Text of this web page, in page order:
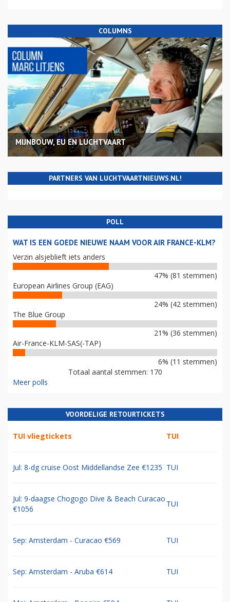
COLUMNS
MIJNBOUW, EU EN LUCHTVAART
PARTNERS VAN LUCHTVAARTNIEUWS.NL!
POLL
WAT IS EEN GOEDE NIEUWE NAAM VOOR AIR FRANCE-KLM?
Verzin alsjeblieft iets anders
47% (81 stemmen)
European Airlines Group (EAG)
24% (42 stemmen)
The Blue Group
21% (36 stemmen)
Air-France-KLM-SAS(-TAP)
6% (11 stemmen)
Totaal aantal stemmen: 170
Meer polls
VOORDELIGE RETOURTICKETS
TUI vliegtickets TUI
Jul: 8-dg cruise Oost Middellandse Zee €1235 TUI
Jul: 9-daagse Chogogo Dive & Beach Curacao
€1056
TUI
Sep: Amsterdam - Curacao €569 TUI
Sep: Amsterdam - Aruba €614 TUI